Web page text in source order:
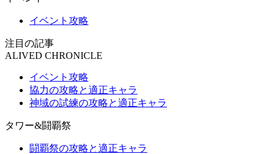
イベント攻略
注目の記事
ALIVED CHRONICLE
イベント攻略
協力の攻略と適正キャラ
神域の試練の攻略と適正キャラ
タワー&闘覇祭
闘覇祭の攻略と適正キャラ